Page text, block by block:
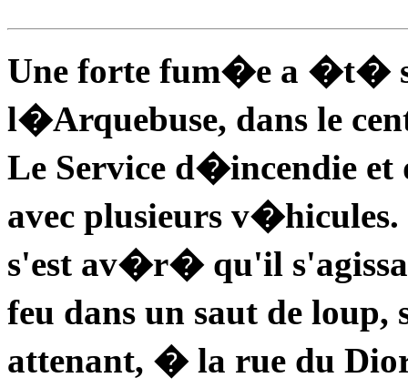
Une forte fum�e a �t�
l�Arquebuse, dans le
Le Service d�incendie et
avec plusieurs
s'est av�r� qu'il
feu dans un saut de
attenant, � la rue du